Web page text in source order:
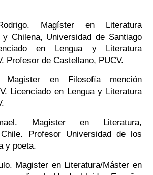
Magíster en Literatura
y Chilena, Universidad de Santiago
en Lengua y Literatura
Profesor de Castellano, PUCV.
Magister en Filosofía mención
Licenciado en Lengua y Literatura
Magíster en Literatura,
Profesor Universidad de los
y poeta.
Magister en Literatura/Máster en